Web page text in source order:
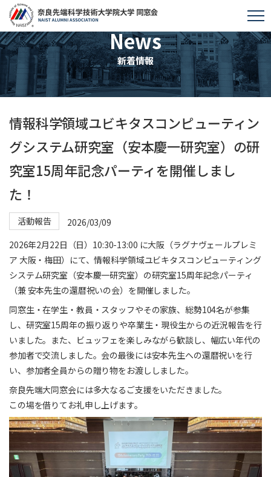
News
新着情報
情報科学領域ユビキタスコンピューティン
グシステム研究室（安本慶一研究室）の研
究室15周年記念パーティを開催しまし
た！
活動報告
2026/03/09
2026年2月22日（日）10:30-13:00 に大阪（ラグナヴェールプレミ
ア 大阪・梅田）にて、情報科学領域ユビキタスコンピューティング
システム研究室（安本慶一研究室）の研究室15周年記念パーティ
（兼 安本先生の還暦祝いの会）を開催しました。
同窓生・在学生・教員・スタッフやその家族、総勢104名が参集
し、研究室15周年の振り返りや卒業生・現役生からの近況報告を行
いました。また、ビュッフェを楽しみながら歓談し、幅広い年代の
参加者で交流しました。会の最後には安本先生への還暦祝いを行
い、参加者全員からの贈り物をお渡ししました。
奈良先端大同窓会には多大なるご支援をいただきました。
この場を借りてお礼申し上げます。